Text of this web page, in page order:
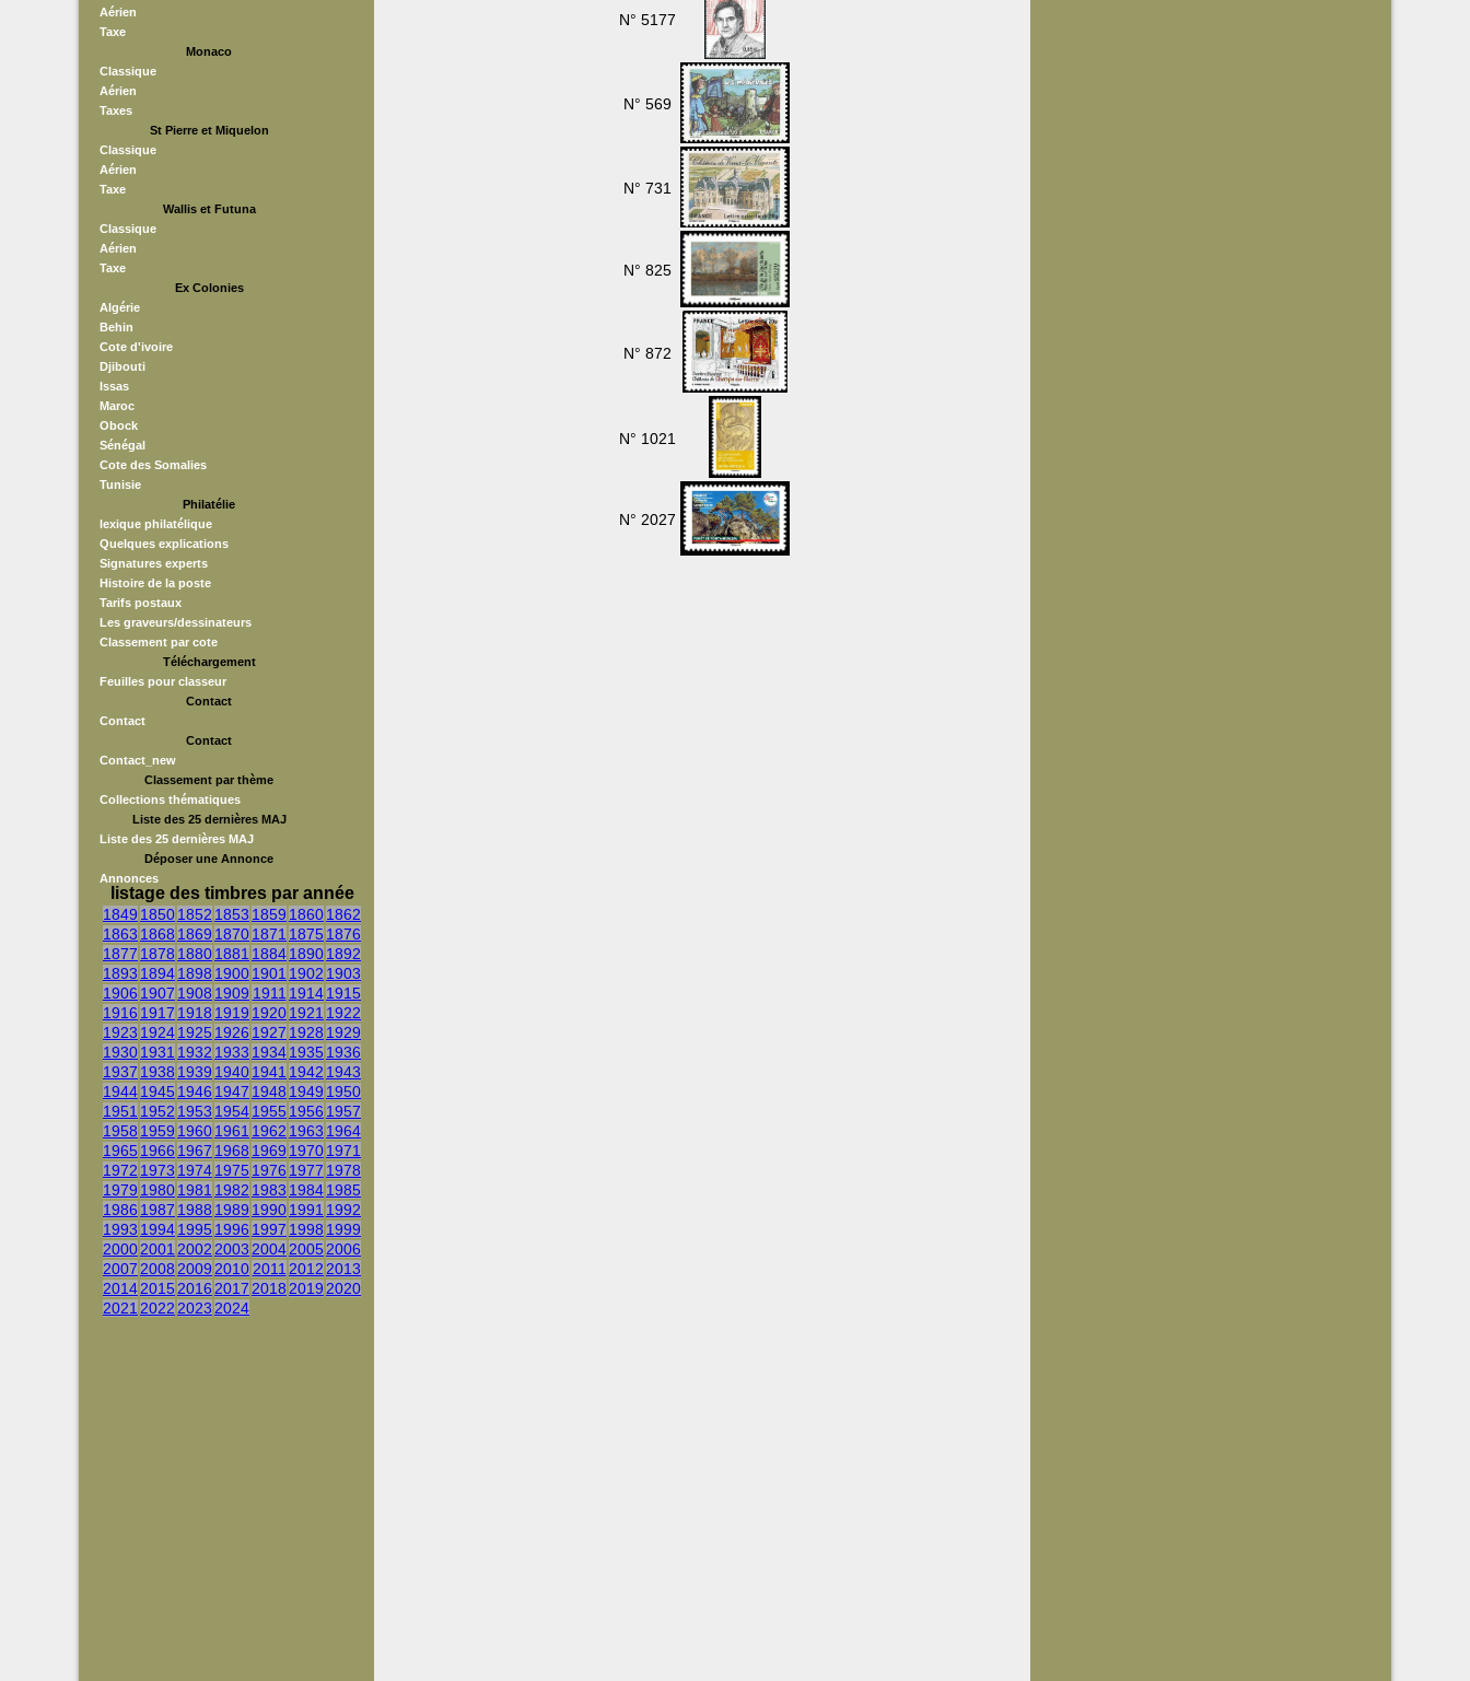
Aérien
Taxe
Monaco
Classique
Aérien
Taxes
St Pierre et Miquelon
Classique
Aérien
Taxe
Wallis et Futuna
Classique
Aérien
Taxe
Ex Colonies
Algérie
Behin
Cote d'ivoire
Djibouti
Issas
Maroc
Obock
Sénégal
Cote des Somalies
Tunisie
Philatélie
lexique philatélique
Quelques explications
Signatures experts
Histoire de la poste
Tarifs postaux
Les graveurs/dessinateurs
Classement par cote
Téléchargement
Feuilles pour classeur
Contact
Contact
Contact
Contact_new
Classement par thème
Collections thématiques
Liste des 25 dernières MAJ
Liste des 25 dernières MAJ
Déposer une Annonce
Annonces
listage des timbres par année
1849 18501852 1853 1859 18601862
1863 1868 1869 18701871 1875 1876
1877 1878 18801881 188418901892
1893 18941898 19001901 1902 1903
1906 1907 1908 1909 1911 19141915
1916 1917 1918 1919 19201921 1922
1923 19241925 1926 1927 1928 1929
19301931 1932 1933 19341935 1936
1937 1938 1939 19401941 1942 1943
19441945 1946 1947 1948 1949 1950
1951 1952 1953 19541955 1956 1957
1958 1959 19601961 1962 1963 1964
1965 1966 1967 1968 1969 19701971
1972 1973 19741975 1976 1977 1978
1979 19801981 1982 1983 19841985
1986 1987 1988 1989 19901991 1992
1993 19941995 1996 1997 1998 1999
20002001 2002 2003 20042005 2006
2007 2008 2009 2010 2011 2012 2013
20142015 2016 2017 2018 2019 2020
2021 2022 2023 2024
N° 5177
N° 569
N° 731
N° 825
N° 872
N° 1021
N° 2027